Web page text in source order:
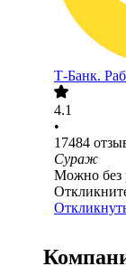
Т-Банк.
4.1
•
17484
Сураж
Можно без